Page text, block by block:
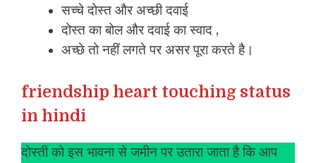
सच्चे दोस्त और अच्छी दवाई
दोस्त का बोल और दवाई का स्वाद ,
अच्छे तो नहीं लगते पर असर पूरा करते है।
friendship heart touching status
in hindi
दोस्ती को इस भावना से जमीन पर उतारा जाता है कि आप